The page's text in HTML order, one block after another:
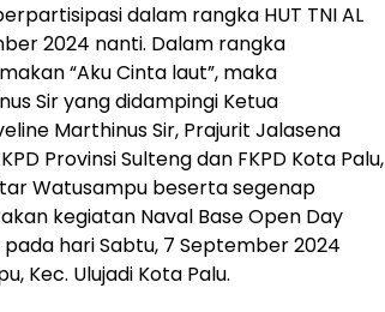
dalam rangka HUT TNI AL
2024 nanti. Dalam rangka
“Aku Cinta laut”, maka
Sir yang didampingi Ketua
Marthinus Sir, Prajurit Jalasena
Provinsi Sulteng dan FKPD Kota Palu,
Watusampu beserta segenap
kegiatan Naval Base Open Day
hari Sabtu, 7 September 2024
Kec. Ulujadi Kota Palu.